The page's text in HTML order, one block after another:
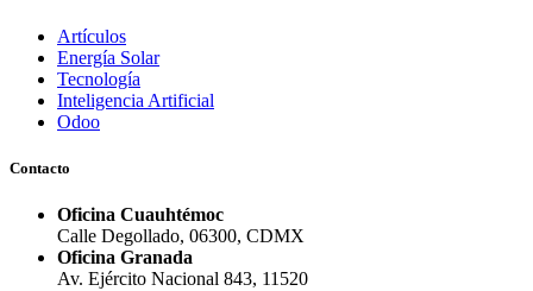
Artículos
Energía Solar
Tecnología
Inteligencia Artificial
Odoo
Contacto
Oficina Cuauhtémoc
Calle Degollado, 06300, CDMX
Oficina Granada
Av. Ejército Nacional 843, 11520